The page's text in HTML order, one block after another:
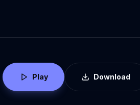
Play Download